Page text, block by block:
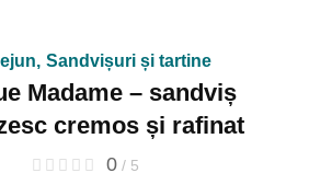
, Sandvișuri și tartine
Madame – sandviș
cremos și rafinat
0/ 5